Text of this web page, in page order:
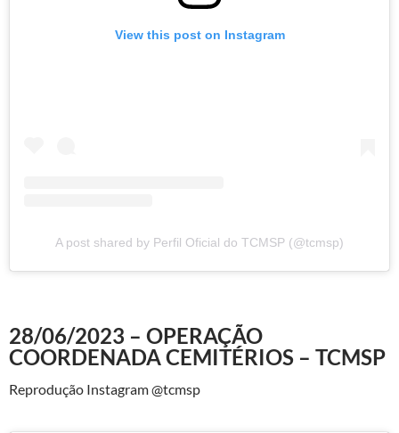
View this post on Instagram
A post shared by Perfil Oficial do TCMSP (@tcmsp)
28/06/2023 – OPERAÇÃO
COORDENADA CEMITÉRIOS – TCMSP
Reprodução Instagram @tcmsp